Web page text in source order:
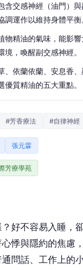
含交感神經（油門）
調運作以維持身體平衡
物精油的氣味，能影響
境，喚醒副交感神經。
、依蘭依蘭、安息香
優質精油的五大重點。
#芳香療法 #自律神經
張元霖
芳療學苑
好不容易入睡，
悸與隱約的焦慮
問話、工作上的